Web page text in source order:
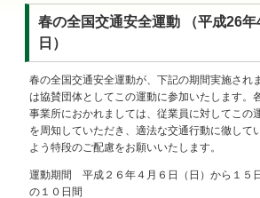
春の全国交通安全運動 （平成26
日）
春の全国交通安全運動が、下記の期間実施され
は協賛団体としてこの運動に参加いたします。
事業所におかれましては、従業員に対してこの
を周知していただき、適法な交通行動に徹して
よう特段のご配慮をお願いいたします。
運動期間 平成２６年４月６日（日）から１５
の１０日間